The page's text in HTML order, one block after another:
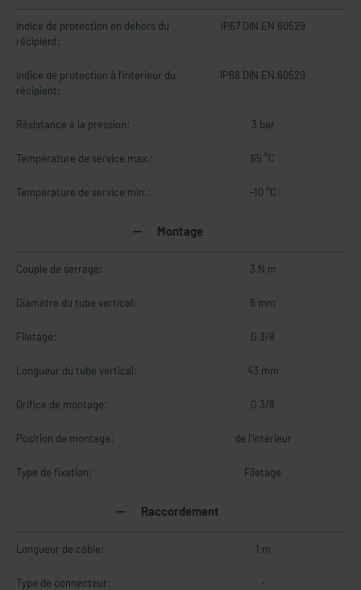
Indice de protection en dehors du
récipient:
IP67 DIN EN 60529
Indice de protection à l'intérieur du
récipient:
IP68 DIN EN 60529
Résistance à la pression: 3 bar
Température de service max.: 65 °C
Température de service min.: -10 °C
Montage
Couple de serrage: 3 N m
Diamètre du tube vertical: 8 mm
Filetage: G 3/8
Longueur du tube vertical: 43 mm
Orifice de montage: G 3/8
Position de montage: de l'intérieur
Type de fixation: Filetage
Raccordement
Longueur de câble: 1 m
Type de connecteur: -